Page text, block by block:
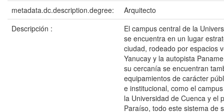
metadata.dc.description.degree:
Arquitecto
Descripción :
El campus central de la
se encuentra en un lugar
ciudad, rodeado por espacios
Yanucay y la autopista
su cercanía se encuentran
equipamientos de carácter
e institucional, como el
la Universidad de Cuenca y el
Paraíso, todo este sistema de